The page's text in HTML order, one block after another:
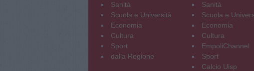
Sanità
Scuola e Università
Economia
Cultura
Sport
dalla Regione
Sanità
Scuola e
Economia
Cultura
EmpoliChannel
Sport
Calcio Uisp